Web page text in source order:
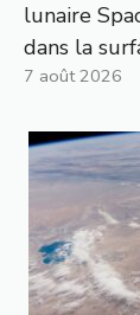
lunaire
dans la
7 août 2026